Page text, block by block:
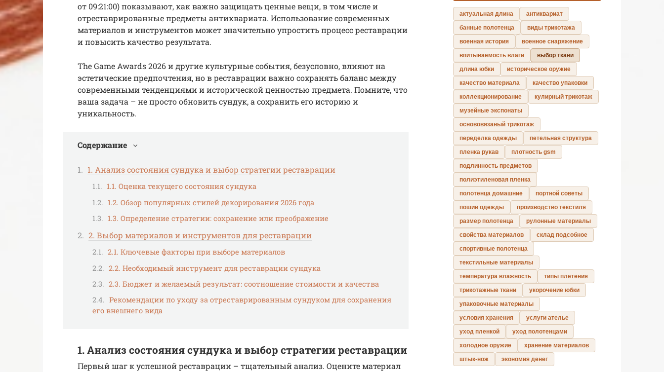
от 09:21:00) показывают, как важно защищать ценные вещи, в том числе и
отреставрированные предметы антиквариата. Использование современных
материалов и инструментов может значительно упростить процесс реставрации
и повысить качество результата.
The Game Awards 2026 и другие культурные события, безусловно, влияют на
эстетические предпочтения, но в реставрации важно сохранять баланс между
современными тенденциями и исторической ценностью предмета. Помните, что
ваша задача – не просто обновить сундук, а сохранить его историю и
уникальность.
Содержание
1. Анализ состояния сундука и выбор стратегии реставрации
1.1. Оценка текущего состояния сундука
1.2. Обзор популярных стилей декорирования 2026 года
1.3. Определение стратегии: сохранение или преображение
2. Выбор материалов и инструментов для реставрации
2.1. Ключевые факторы при выборе материалов
2.2. Необходимый инструмент для реставрации сундука
2.3. Бюджет и желаемый результат: соотношение стоимости и качества
Рекомендации по уходу за отреставрированным сундуком для сохранения
его внешнего вида
1. Анализ состояния сундука и выбор стратегии реставрации
Первый шаг к успешной реставрации – тщательный анализ. Оцените материал
актуальная длина
антиквариат
банные полотенца
виды трикотажа
военная история
военное снаряжение
впитываемость влаги
выбор ткани
длина юбки
историческое оружие
качество материала
качество упаковки
коллекционирование
кулирный трикотаж
музейные экспонаты
основовязаный трикотаж
переделка одежды
петельная структура
пленка рукав
плотность gsm
подлинность предметов
полиэтиленовая пленка
полотенца домашние
портной советы
пошив одежды
производство текстиля
размер полотенца
рулонные материалы
свойства материалов
склад подсобное
спортивные полотенца
текстильные материалы
температура влажность
типы плетения
трикотажные ткани
укорочение юбки
упаковочные материалы
условия хранения
услуги ателье
уход пленкой
уход полотенцами
холодное оружие
хранение материалов
штык-нож
экономия денег